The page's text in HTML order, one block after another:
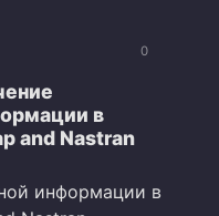
0
в
and Nastran
информации в